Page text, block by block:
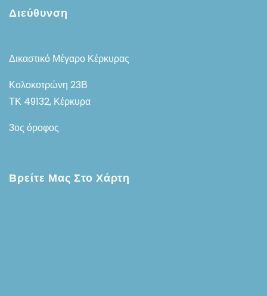
Διεύθυνση
Δικαστικό Μέγαρο Κέρκυρας
Κολοκοτρώνη 23Β
ΤΚ 49132, Κέρκυρα
3ος όροφος
Βρείτε Μας Στο Χάρτη